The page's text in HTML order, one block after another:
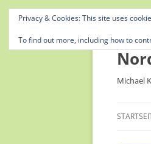
Michael
Privacy & Cookies: This site uses
To find out more, including how to